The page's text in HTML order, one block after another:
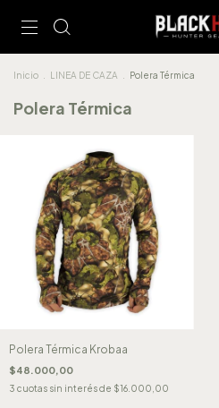
Inicio LINEA DE CAZA Polera Térmica
Polera Térmica
Polera Térmica Krobaa
$48.000,00
3 cuotas sin interés de $16.000,00